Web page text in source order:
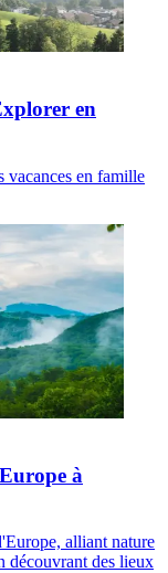
en
vacances en famille
à
alliant nature
découvrant des lieux